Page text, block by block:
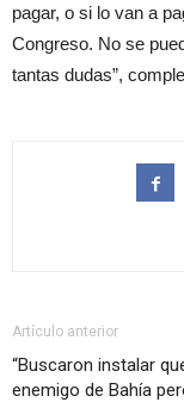
pagar, o si lo van a
Congreso. No se
tantas dudas”,
Artículo anterior
“Buscaron instalar
enemigo de Bahía